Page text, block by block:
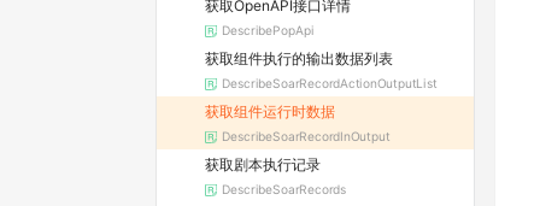
获取OpenAPI接口详情
DescribePopApi
获取组件执行的输出数据列表
DescribeSoarRecordActionOutputList
获取组件运行时数据
DescribeSoarRecordInOutput
获取剧本执行记录
DescribeSoarRecords